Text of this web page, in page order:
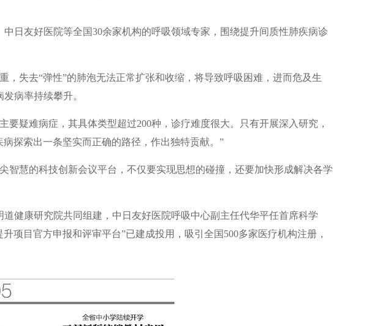
日友好医院等全国30余家机构的呼吸领域专家，围绕提升间质性肺疾病诊
失去“弹性”的肺泡无法正常扩张和收缩，将导致呼吸困难，进而危及生
病率持续攀升。
疑难病症，其具体类型超过200种，诊疗难度很大。只有开展深入研究，
探索出一条坚实而正确的路径，作出独特贡献。”
慧的科技创新会议平台，不仅要实现思想的碰撞，还要加快形成解决各学
健康研究院共同组建，中日友好医院呼吸中心副主任代华平任首席科学
项目官方申报和评审平台”已建成投用，吸引全国500多家医疗机构注册，